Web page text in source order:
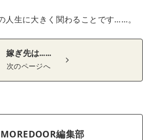
人生に大きく関わることです……。
嫁ぎ先は……
次のページへ
MOREDOOR編集部